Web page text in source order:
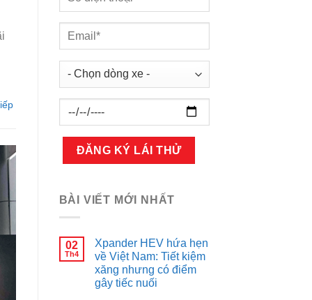
BÀI VIẾT MỚI NHẤT
02
Th4
Xpander HEV hứa hẹn
về Việt Nam: Tiết kiệm
xăng nhưng có điểm
gây tiếc nuối